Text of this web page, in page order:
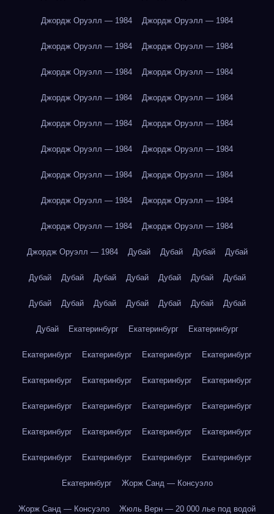
Джордж Оруэлл — 1984 Джордж Оруэлл — 1984
Джордж Оруэлл — 1984 Джордж Оруэлл — 1984
Джордж Оруэлл — 1984 Джордж Оруэлл — 1984
Джордж Оруэлл — 1984 Джордж Оруэлл — 1984
Джордж Оруэлл — 1984 Джордж Оруэлл — 1984
Джордж Оруэлл — 1984 Джордж Оруэлл — 1984
Джордж Оруэлл — 1984 Джордж Оруэлл — 1984
Джордж Оруэлл — 1984 Джордж Оруэлл — 1984
Джордж Оруэлл — 1984 Джордж Оруэлл — 1984
Джордж Оруэлл — 1984 Дубай Дубай Дубай Дубай
Дубай Дубай Дубай Дубай Дубай Дубай Дубай
Дубай Дубай Дубай Дубай Дубай Дубай Дубай
Дубай Екатеринбург Екатеринбург Екатеринбург
Екатеринбург Екатеринбург Екатеринбург Екатеринбург
Екатеринбург Екатеринбург Екатеринбург Екатеринбург
Екатеринбург Екатеринбург Екатеринбург Екатеринбург
Екатеринбург Екатеринбург Екатеринбург Екатеринбург
Екатеринбург Екатеринбург Екатеринбург Екатеринбург
Екатеринбург Жорж Санд — Консуэло
Жорж Санд — Консуэло Жюль Верн — 20 000 лье под водой